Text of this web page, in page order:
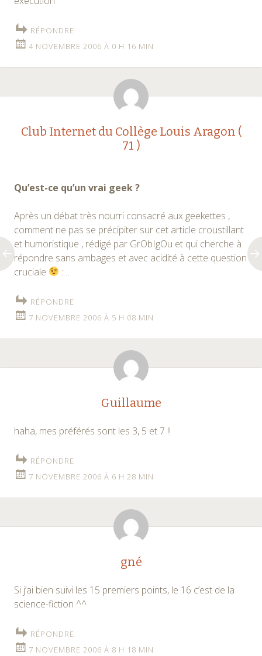
RÉPONDRE
4 NOVEMBRE 2006 À 0 H 16 MIN
Club Internet du Collège Louis Aragon (
71 )
Qu’est-ce qu’un vrai geek ?
Après un débat très nourri consacré aux geekettes ,
comment ne pas se précipiter sur cet article croustillant
et humoristique , rédigé par GrObIgOu et qui cherche à
répondre sans ambages et avec acidité à cette question
cruciale
:…
RÉPONDRE
7 NOVEMBRE 2006 À 5 H 08 MIN
Guillaume
haha, mes préférés sont les 3, 5 et 7 !!
RÉPONDRE
7 NOVEMBRE 2006 À 6 H 28 MIN
gné
Si j’ai bien suivi les 15 premiers points, le 16 c’est de la
science-fiction ^^
RÉPONDRE
7 NOVEMBRE 2006 À 8 H 18 MIN